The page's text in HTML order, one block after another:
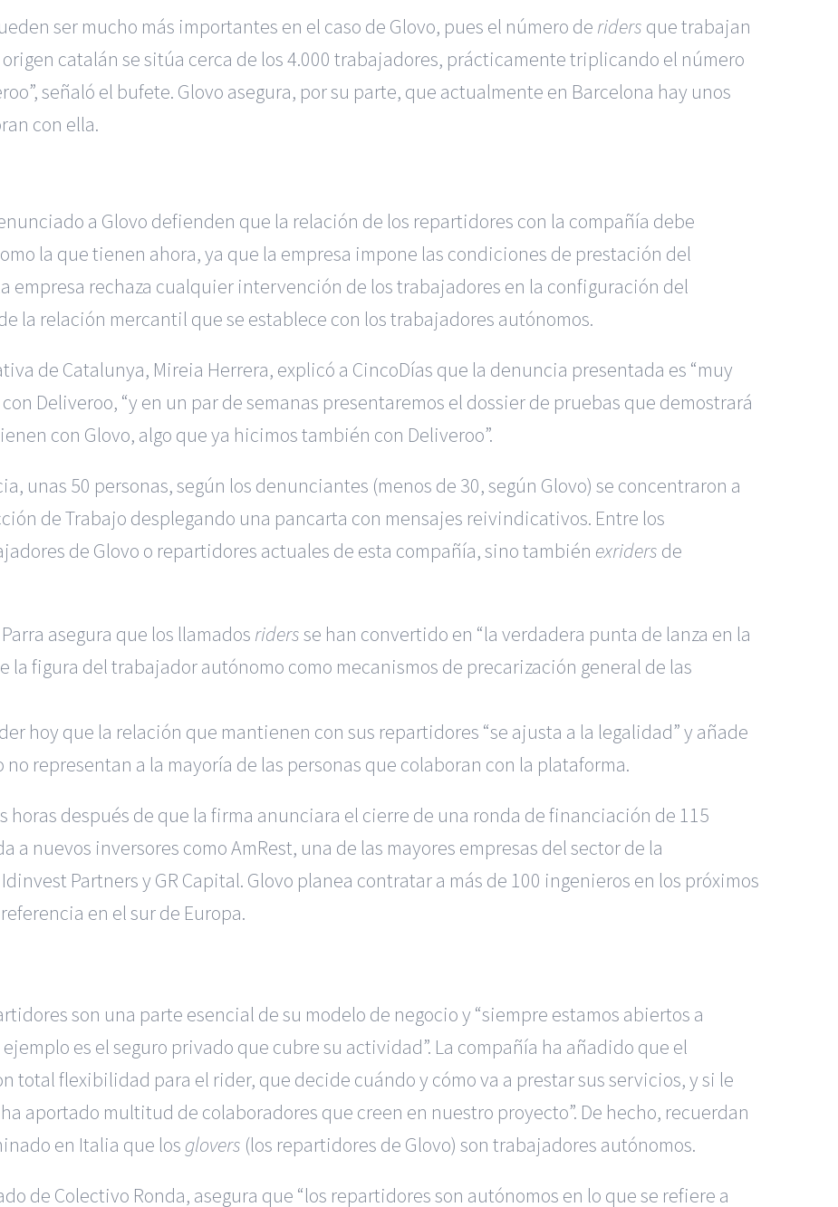
ser mucho más importantes en el caso de Glovo, pues el número de riders que trabajan
catalán se sitúa cerca de los 4.000 trabajadores, prácticamente triplicando el número
señaló el bufete. Glovo asegura, por su parte, que actualmente en Barcelona hay unos
con ella.
a Glovo defienden que la relación de los repartidores con la compañía debe
la que tienen ahora, ya que la empresa impone las condiciones de prestación del
empresa rechaza cualquier intervención de los trabajadores en la configuración del
la relación mercantil que se establece con los trabajadores autónomos.
de Catalunya, Mireia Herrera, explicó a CincoDías que la denuncia presentada es “muy
Deliveroo, “y en un par de semanas presentaremos el dossier de pruebas que demostrará
con Glovo, algo que ya hicimos también con Deliveroo”.
unas 50 personas, según los denunciantes (menos de 30, según Glovo) se concentraron a
de Trabajo desplegando una pancarta con mensajes reivindicativos. Entre los
de Glovo o repartidores actuales de esta compañía, sino también exriders de
asegura que los llamados ridersse han convertido en “la verdadera punta de lanza en la
figura del trabajador autónomo como mecanismos de precarización general de las
hoy que la relación que mantienen con sus repartidores “se ajusta a la legalidad” y añade
representan a la mayoría de las personas que colaboran con la plataforma.
horas después de que la firma anunciara el cierre de una ronda de financiación de 115
nuevos inversores como AmRest, una de las mayores empresas del sector de la
Partners y GR Capital. Glovo planea contratar a más de 100 ingenieros en los próximos
en el sur de Europa.
son una parte esencial de su modelo de negocio y “siempre estamos abiertos a
es el seguro privado que cubre su actividad”. La compañía ha añadido que el
total flexibilidad para el rider, que decide cuándo y cómo va a prestar sus servicios, y si le
aportado multitud de colaboradores que creen en nuestro proyecto”. De hecho, recuerdan
en Italia que los glovers (los repartidores de Glovo) son trabajadores autónomos.
de Colectivo Ronda, asegura que “los repartidores son autónomos en lo que se refiere a